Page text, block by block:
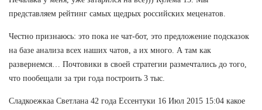
представляем рейтинг самых щедрых российских меценатов.
Честно признаюсь: это пока не чат-бот, это предложение подсказок
на базе анализа всех наших чатов, а их много. А там как
развернемся… Почтовики в своей стратегии размечтались до того,
что пообещали за три года построить 3 тыс.
Сладкоежкаа Светлана 42 года Ессентуки 16 Июл 2015 15:04 какое